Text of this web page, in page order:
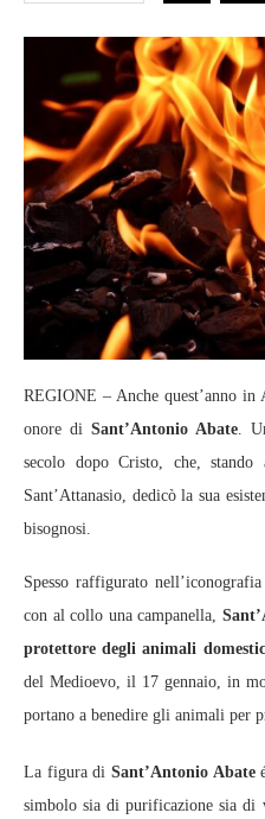
REGIONE – Anche quest’anno
onore di Sant’Antonio Abate .
secolo dopo Cristo, che,
Sant’Attanasio, dedicò la sua
bisognosi.
Spesso raffigurato
con al collo una campanella,
protettore degli animali domestic
del Medioevo, il 17 gennaio, in
portano a benedire gli animali per
La figura di Sant’Antonio Abate
simbolo sia di purificazione sia di